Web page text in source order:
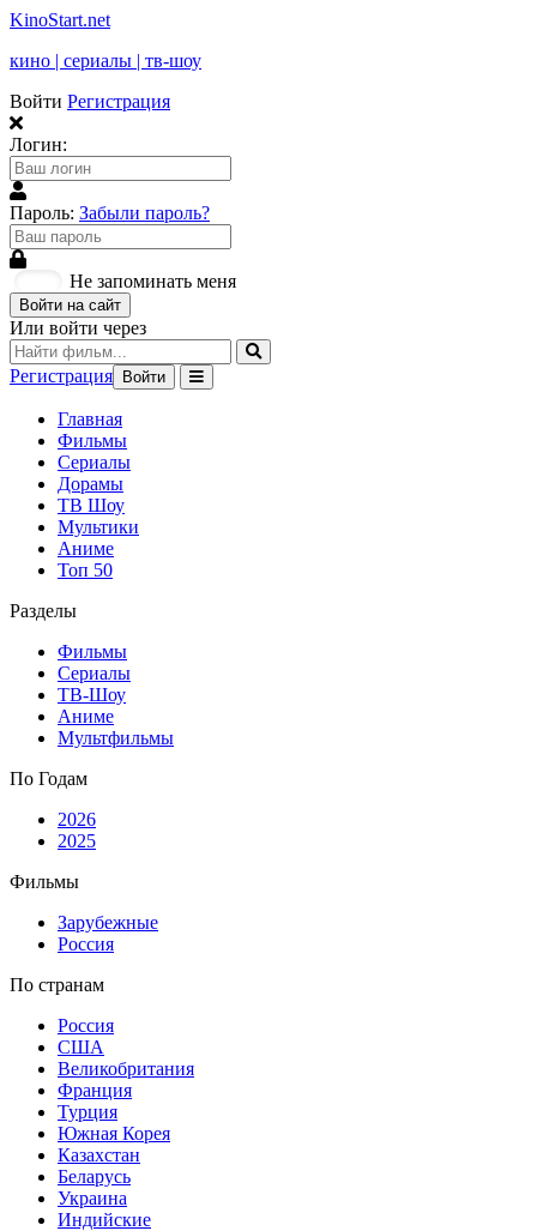
KinoStart.net
кино | сериалы | тв-шоу
Войти Регистрация
Логин:
Пароль: Забыли пароль?
Не запоминать меня
Войти на сайт
Или войти через
Регистрация Войти
Главная
Фильмы
Сериалы
Дорамы
ТВ Шоу
Мультики
Аниме
Топ 50
Разделы
Фильмы
Сериалы
ТВ-Шоу
Аниме
Мультфильмы
По Годам
2026
2025
Фильмы
Зарубежные
Россия
По странам
Россия
США
Великобритания
Франция
Турция
Южная Корея
Казахстан
Беларусь
Украина
Индийские